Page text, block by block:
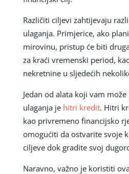
Različiti ciljevi zahtijevaju
ulaganja. Primjerice, ako
mirovinu, pristup će biti
za kraći vremenski period,
nekretnine u sljedećih
Jedan od alata koji vam
ulaganja je hitri kredit. Hitri
kao privremeno financijsko
omogućiti da ostvarite svoje
ciljeve dok gradite svoj
Naravno, važno je koristiti